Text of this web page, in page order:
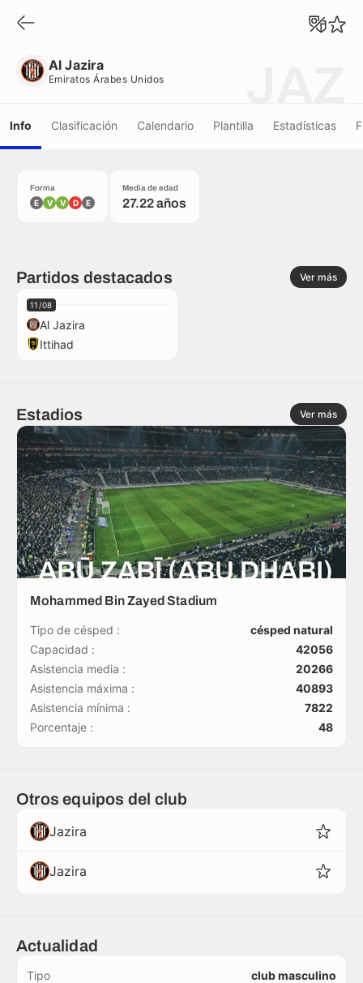
Al Jazira
Emiratos Árabes Unidos
Info Clasificación Calendario Plantilla Estadísticas
Forma
E V V D E
Media de edad
27.22 años
Partidos destacados Ver más
11/08
Al Jazira
Ittihad
Estadios Ver más
ABŪ ẒABĪ (ABU DHABI)
Mohammed Bin Zayed Stadium
Tipo de césped :
césped natural
Capacidad :
42056
Asistencia media :
20266
Asistencia máxima :
40893
Asistencia mínima :
7822
Porcentaje :
48
Otros equipos del club
Jazira
Jazira
Actualidad
Tipo club masculino